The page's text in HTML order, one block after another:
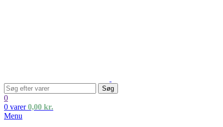
Søg
0
0 varer 0,00 kr.
Menu